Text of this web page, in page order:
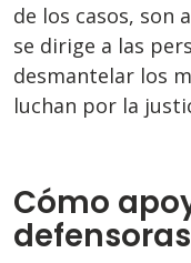
de los casos, son
se dirige a las
desmantelar los
luchan por la
Cómo